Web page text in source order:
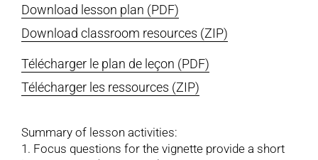
Download lesson plan (PDF)
Download classroom resources (ZIP)
Télécharger le plan de leçon (PDF)
Télécharger les ressources (ZIP)
Summary of lesson activities:
1. Focus questions for the vignette provide a short